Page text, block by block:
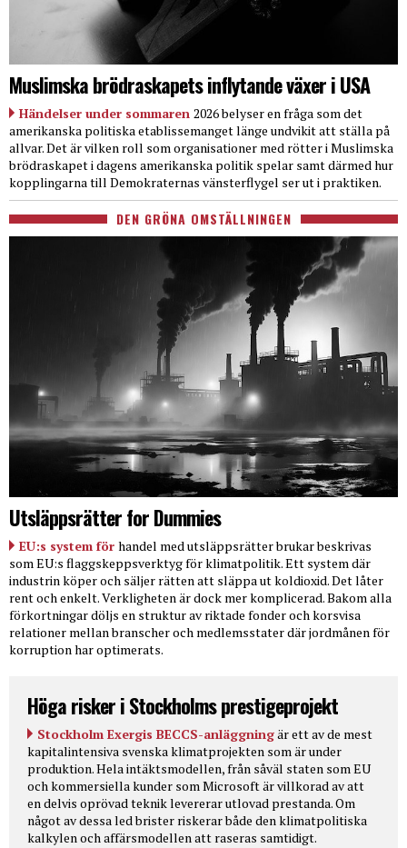
Muslimska brödraskapets inflytande växer i USA
Händelser under sommaren 2026 belyser en fråga som det
amerikanska politiska etablissemanget länge undvikit att ställa på
allvar. Det är vilken roll som organisationer med rötter i Muslimska
brödraskapet i dagens amerikanska politik spelar samt därmed hur
kopplingarna till Demokraternas vänsterflygel ser ut i praktiken.
DEN GRÖNA OMSTÄLLNINGEN
Utsläppsrätter for Dummies
EU:s system för handel med utsläppsrätter brukar beskrivas
som EU:s flaggskeppsverktyg för klimatpolitik. Ett system där
industrin köper och säljer rätten att släppa ut koldioxid. Det låter
rent och enkelt. Verkligheten är dock mer komplicerad. Bakom alla
förkortningar döljs en struktur av riktade fonder och korsvisa
relationer mellan branscher och medlemsstater där jordmånen för
korruption har optimerats.
Höga risker i Stockholms prestigeprojekt
Stockholm Exergis BECCS-anläggningär ett av de mest
kapitalintensiva svenska klimatprojekten som är under
produktion. Hela intäktsmodellen, från såväl staten som EU
och kommersiella kunder som Microsoft är villkorad av att
en delvis oprövad teknik levererar utlovad prestanda. Om
något av dessa led brister riskerar både den klimatpolitiska
kalkylen och affärsmodellen att raseras samtidigt.